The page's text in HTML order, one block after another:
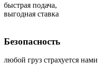
быстрая подача,
выгодная ставка
Безопасность
любой груз страхуется нами